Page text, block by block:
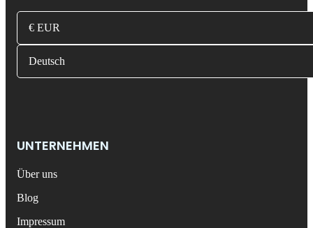
€ EUR
Deutsch
UNTERNEHMEN
Über uns
Blog
Impressum